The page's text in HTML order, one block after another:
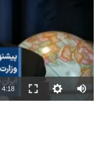
4:18